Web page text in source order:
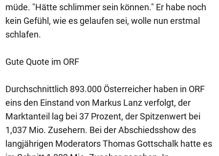
müde. "Hätte schlimmer sein können." Er habe noch
kein Gefühl, wie es gelaufen sei, wolle nun erstmal
schlafen.
Gute Quote im ORF
Durchschnittlich 893.000 Österreicher haben in ORF
eins den Einstand von Markus Lanz verfolgt, der
Marktanteil lag bei 37 Prozent, der Spitzenwert bei
1,037 Mio. Zusehern. Bei der Abschiedsshow des
langjährigen Moderators Thomas Gottschalk hatte es